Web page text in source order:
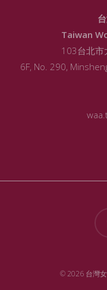
Taiwan
103台北市
6F, No. 290,
© 2026 台灣